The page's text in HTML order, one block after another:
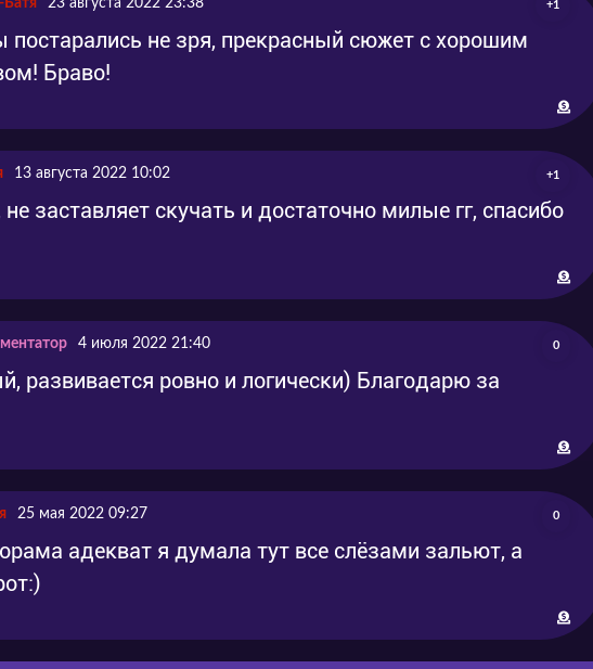
Батя 23 августа 2022 23:38 +1
постарались не зря, прекрасный сюжет с хорошим
Браво!
13 августа 2022 10:02 +1
заставляет скучать и достаточно милые гг, спасибо
4 июля 2022 21:40 0
развивается ровно и логически) Благодарю за
25 мая 2022 09:27 0
адекват я думала тут все слёзами зальют, а